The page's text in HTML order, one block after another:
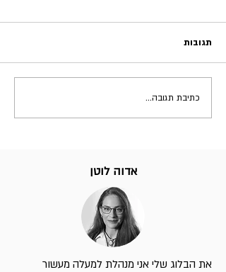
תגובות
כתיבת תגובה...
את הבלוג שלי אני מנהלת למעלה מעשור
אדוה לוטן